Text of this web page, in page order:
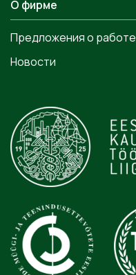
О фирме
Предложения о работе
Новости